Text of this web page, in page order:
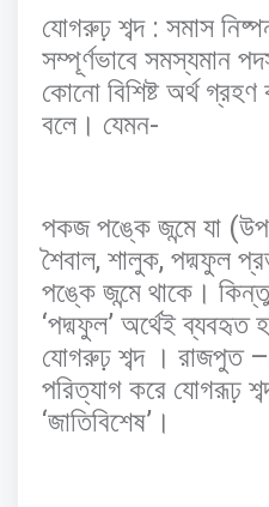
যোগরুঢ় শব্দ: সমাস
সম্পূর্ণভাবে সমস্যমান
কোনো বিশিষ্ট অর্থ গ্রহণ
বলে। যেমন-
পকজ পঙ্কে জন্মে যা (
শৈবাল, শালুক, পদ্মফুল
পঙ্কে জন্মে থাকে। কিন্তু
‘পদ্মফুল’ অর্থেই ব্যবহৃত
যোগরুঢ় শব্দ । রাজপুত–
পরিত্যাগ করে যোগরূঢ়
‘জাতিবিশেষ’ ।